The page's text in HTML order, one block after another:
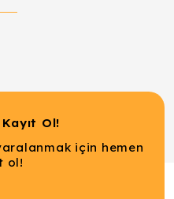
Ol!
için hemen
ol!